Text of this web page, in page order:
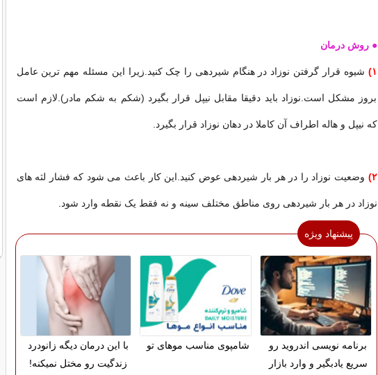
● روش درمان
۱) شیوه قرار گرفتن نوزاد در هنگام شیردهی را چک کنید.زیرا این مسئله مهم ترین عامل
بروز مشکل است.نوزاد باید دقیقا مقابل نیپل قرار بگیرد (شکم به شکم مادر).لازم است
که نیپل و هاله اطراف آن کاملا در دهان نوزاد قرار بگیرد.
۲) وضعیت نوزاد را در هر بار شیردهی عوض کنید.این کار باعث می شود که فشار لثه های
نوزاد در هر بار شیردهی روی مناطق مختلف سینه و نه فقط یک نقطه وارد شود.
پیشنهاد ویژه
برنامه نویسی اندروید رو
سریع یادبگیر و وارد بازار
شامپوی مناسب موهای تو
با این درمان دیگه زانودرد
زندگیت رو مختل نمیکنه!